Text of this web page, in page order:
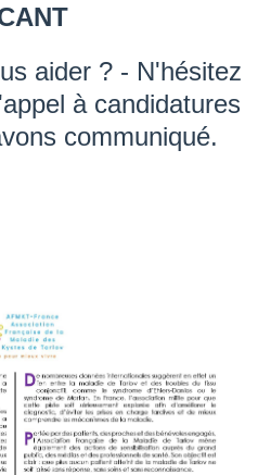
aider ? - N'hésitez
à candidatures
communiqué.